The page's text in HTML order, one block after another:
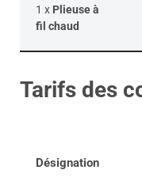
1 x Plieuse à
fil chaud
Tarifs des
Désignation